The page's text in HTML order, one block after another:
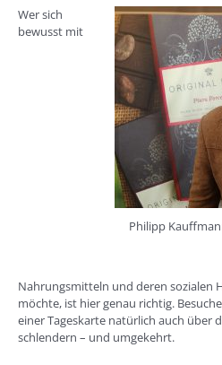
Philipp
Wer sich
bewusst mit
Nahrungsmitteln und deren sozialen
möchte, ist hier genau richtig.
einer Tageskarte natürlich auch über
schlendern – und umgekehrt.